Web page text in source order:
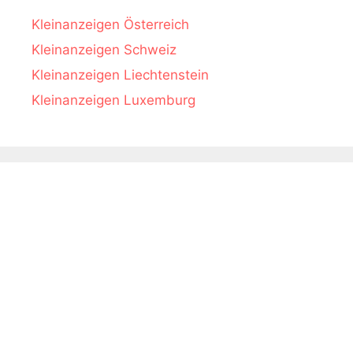
Kleinanzeigen Österreich
Kleinanzeigen Schweiz
Kleinanzeigen Liechtenstein
Kleinanzeigen Luxemburg